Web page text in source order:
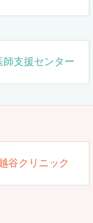
師支援センター
谷クリニック